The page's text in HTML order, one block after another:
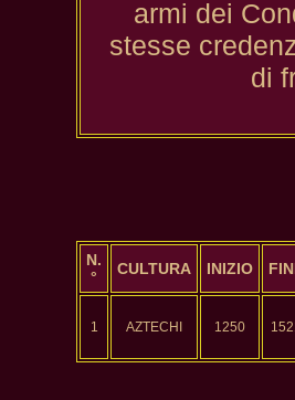
armi dei
stesse
di
N.
°
CULTURA INIZIO
1 AZTECHI 1250